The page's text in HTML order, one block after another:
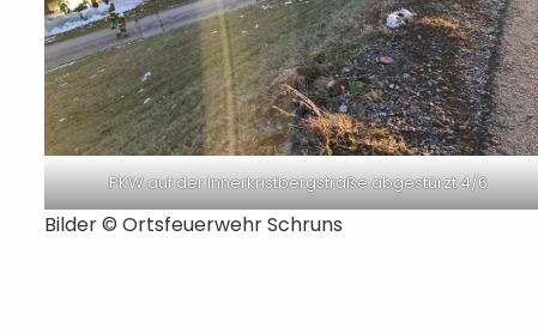
PKW auf der Innerkristbergstraße abgestürzt 4/6
Bilder © Ortsfeuerwehr Schruns